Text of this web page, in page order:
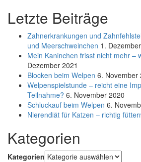
Letzte Beiträge
Zahnerkrankungen und
und Meerschweinchen 1.
Mein Kaninchen frisst nicht mehr –
Dezember 2021
Blocken beim Welpen 6. November
Welpenspielstunde – reicht eine
Teilnahme? 6. November 2020
Schluckauf beim Welpen 6.
Nierendiät für Katzen – richtig
Kategorien
Kategorien